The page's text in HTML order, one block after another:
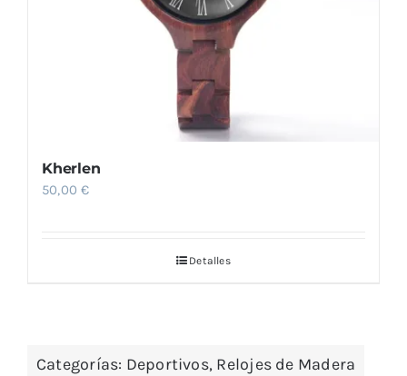
Kherlen
50,00€
Detalles
Categorías: Deportivos, Relojes de Madera